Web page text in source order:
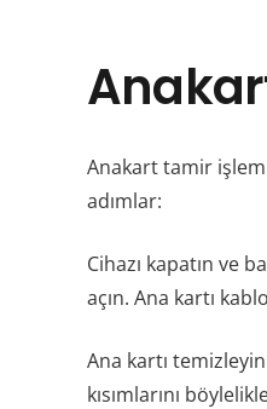
Anakart tamir
adımlar:
Cihazı kapatın ve
açın. Ana kartı
Ana kartı
kısımlarını